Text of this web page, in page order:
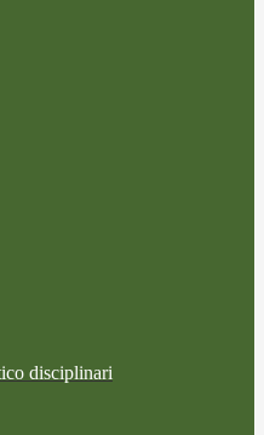
disciplinari